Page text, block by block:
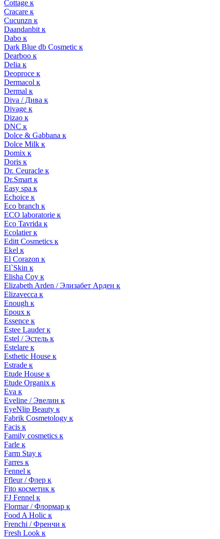
Cottage к
Cracare к
Cucunzn к
Daandanbit к
Dabo к
Dark Blue db Cosmetic к
Dearboo к
Delia к
Deoproce к
Dermacol к
Dermal к
Diva / Дива к
Divage к
Dizao к
DNC к
Dolce & Gabbana к
Dolce Milk к
Domix к
Doris к
Dr. Ceuracle к
Dr.Smart к
Easy spa к
Echoice к
Eco branch к
ECO laboratorie к
Eco Tavrida к
Ecolatier к
Editt Cosmetics к
Ekel к
El Corazon к
El`Skin к
Elisha Coy к
Elizabeth Arden / Элизабет Арден к
Elizavecca к
Enough к
Epoux к
Essence к
Estee Lauder к
Estel / Эстель к
Estelare к
Esthetic House к
Estrade к
Etude House к
Etude Organix к
Eva к
Eveline / Эвелин к
EyeNlip Beauty к
Fabrik Cosmetology к
Facis к
Family cosmetics к
Farle к
Farm Stay к
Farres к
Fennel к
Ffleur / Флер к
Fito косметик к
FJ Fennel к
Flormar / Флормар к
Food A Holic к
Frenchi / Френчи к
Fresh Look к